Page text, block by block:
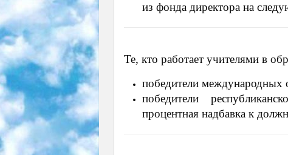
из фонда директора на
Те, кто работает учителями в
победители международных
победители
процентная надбавка к